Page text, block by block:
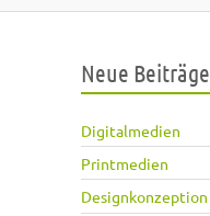
Neue Beiträge
Digitalmedien
Printmedien
Designkonzeption